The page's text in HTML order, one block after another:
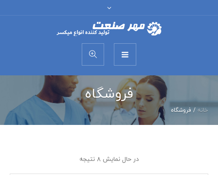
فروشگاه
خانه/ فروشگاه
در حال نمایش ۸ نتیجه